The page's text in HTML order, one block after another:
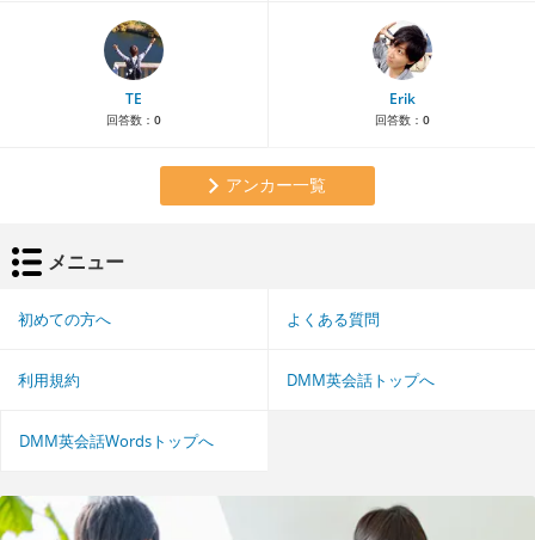
TE
回答数： 0
Erik
回答数： 0
アンカー一覧
メニュー
初めての方へ よくある質問
利用規約 DMM英会話トップへ
DMM英会話Wordsトップへ